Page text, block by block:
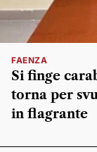
FAENZA
Si finge
torna per
in flagrante